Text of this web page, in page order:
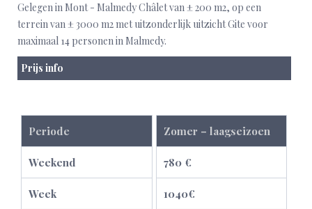
Gelegen in Mont - Malmedy Châlet van ± 200 m2, op een
terrein van ± 3000 m2 met uitzonderlijk uitzicht Gite voor
maximaal 14 personen in Malmedy.
Prijs info
Periode
Weekend
Week
Zomer – laagseizoen
780 €
1040€